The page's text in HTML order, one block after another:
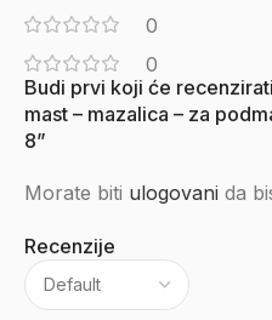
0
0
Recenzije
Budi prvi koji će
mast – mazalica – za
8”
Morate biti ulogovani da